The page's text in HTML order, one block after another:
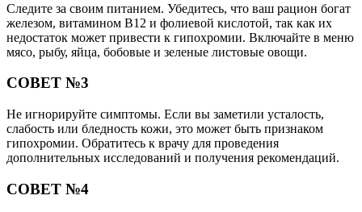
Следите за своим питанием. Убедитесь, что ваш рацион богат
железом, витамином B12 и фолиевой кислотой, так как их
недостаток может привести к гипохромии. Включайте в меню
мясо, рыбу, яйца, бобовые и зеленые листовые овощи.
СОВЕТ №3
Не игнорируйте симптомы. Если вы заметили усталость,
слабость или бледность кожи, это может быть признаком
гипохромии. Обратитесь к врачу для проведения
дополнительных исследований и получения рекомендаций.
СОВЕТ №4